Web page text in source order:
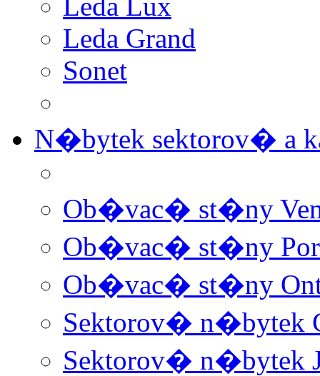
Leda Grand
Sonet
N�bytek sektorov� a
Ob�vac� st�ny
Ob�vac� st�ny
Ob�vac� st�ny
Sektorov� n�bytek
Sektorov� n�bytek